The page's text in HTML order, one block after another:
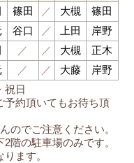
祝日
約頂いてもお待ち頂
のでご注意ください。
階の駐車場のみです。
ます。
篠田 ／ 大槻
篠田
谷口 ／ 上田
岸野
／ ／ 大槻
正木
／ ／ 大藤 岸野